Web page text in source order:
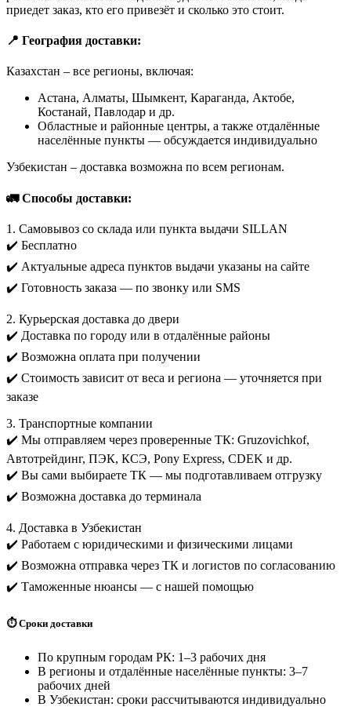
приедет заказ, кто его привезёт и сколько это стоит.
📍 География доставки:
Казахстан – все регионы, включая:
Астана, Алматы, Шымкент, Караганда, Актобе,
Костанай, Павлодар и др.
Областные и районные центры, а также отдалённые
населённые пункты — обсуждается индивидуально
Узбекистан – доставка возможна по всем регионам.
🚛 Способы доставки:
1. Самовывоз со склада или пункта выдачи SILLAN
✔️ Бесплатно
✔️ Актуальные адреса пунктов выдачи указаны на сайте
✔️ Готовность заказа — по звонку или SMS
2. Курьерская доставка до двери
✔️ Доставка по городу или в отдалённые районы
✔️ Возможна оплата при получении
✔️ Стоимость зависит от веса и региона — уточняется при
заказе
3. Транспортные компании
✔️ Мы отправляем через проверенные ТК: Gruzovichkof,
Автотрейдинг, ПЭК, КСЭ, Pony Express, CDEK и др.
✔️ Вы сами выбираете ТК — мы подготавливаем отгрузку
✔️ Возможна доставка до терминала
4. Доставка в Узбекистан
✔️ Работаем с юридическими и физическими лицами
✔️ Возможна отправка через ТК и логистов по согласованию
✔️ Таможенные нюансы — с нашей помощью
⏱️ Сроки доставки
По крупным городам РК: 1–3 рабочих дня
В регионы и отдалённые населённые пункты: 3–7
рабочих дней
В Узбекистан: сроки рассчитываются индивидуально